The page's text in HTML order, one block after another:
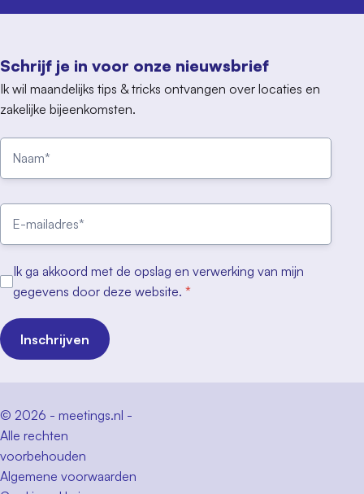
Schrijf je in voor onze nieuwsbrief
Ik wil maandelijks tips & tricks ontvangen over locaties en
zakelijke bijeenkomsten.
Ik ga akkoord met de opslag en verwerking van mijn
gegevens door deze website. *
Inschrijven
© 2026 - meetings.nl -
Alle rechten
voorbehouden
Algemene voorwaarden